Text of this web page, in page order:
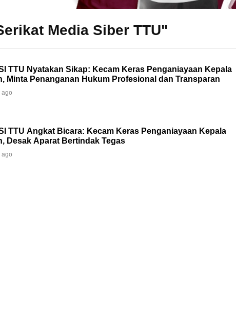
Media Siber TTU"
TTU Nyatakan Sikap: Kecam Keras Penganiayaan Kepala
Minta Penanganan Hukum Profesional dan Transparan
ago
TTU Angkat Bicara: Kecam Keras Penganiayaan Kepala
Desak Aparat Bertindak Tegas
ago